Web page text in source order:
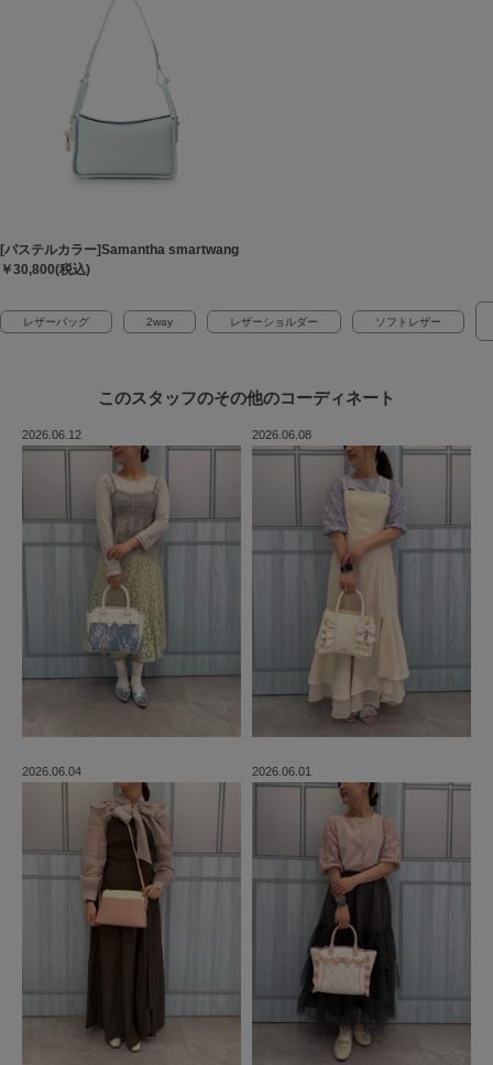
[パステルカラー]Samantha smartwang（スマートワン）
￥30,800(税込)
レザーバッグ 2way レザーショルダー ソフトレザー
このスタッフのその他のコーディネート
2026.06.12 2026.06.08
2026.06.04 2026.06.01